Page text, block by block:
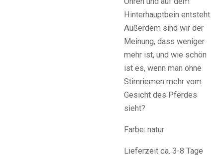
Hinterhauptbein entsteht.
Außerdem sind wir der
Meinung, dass weniger
mehr ist, und wie schön
ist es, wenn man ohne
Stirnriemen mehr vom
Gesicht des Pferdes
sieht?
Farbe: natur
Lieferzeit ca. 3-8 Tage